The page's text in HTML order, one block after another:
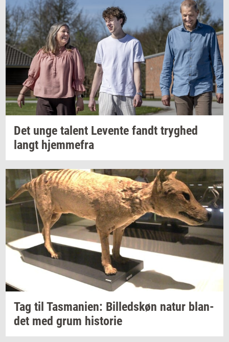
Det unge ta­lent Le­ven­te fandt tryg­hed
langt hjem­me­fra
Tag til Tas­ma­ni­en: Bil­leds­køn natur blan­
det med grum hi­sto­rie